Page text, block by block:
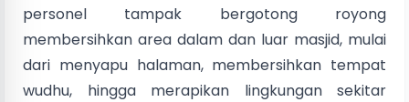
personel tampak bergotong royong
membersihkan area dalam dan luar masjid, mulai
dari menyapu halaman, membersihkan tempat
wudhu, hingga merapikan lingkungan sekitar